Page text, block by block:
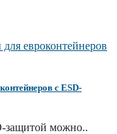
с ESD-
защитой можно..